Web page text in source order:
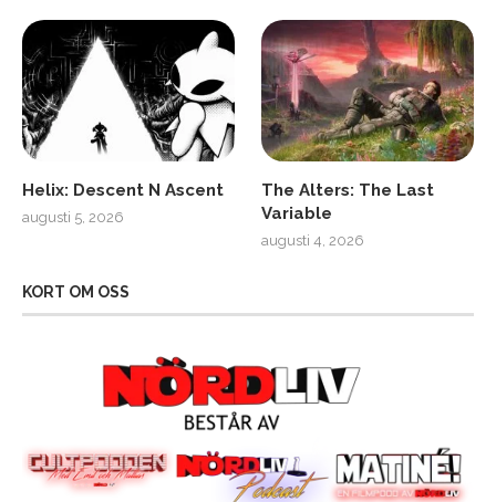
Helix: Descent N Ascent
augusti 5, 2026
The Alters: The Last
Variable
augusti 4, 2026
KORT OM OSS